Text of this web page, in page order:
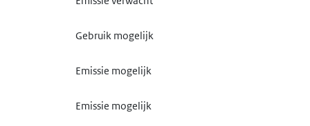
Gebruik mogelijk
Gebruik mogelijk
Gebruik mogelijk
Gebruik mogelijk
Emissie mogelijk
Emissie mogelijk